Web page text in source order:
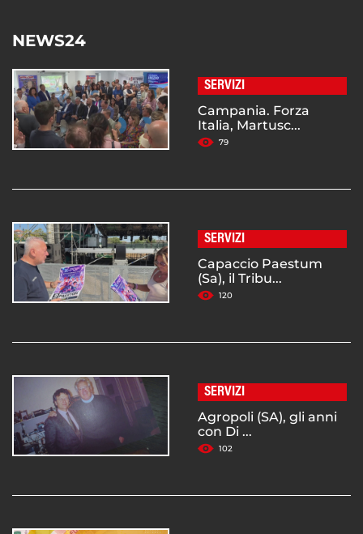
NEWS24
SERVIZI
Campania. Forza
Italia, Martusc...
79
SERVIZI
Capaccio Paestum
(Sa), il Tribu...
120
SERVIZI
Agropoli (SA), gli anni
con Di ...
102